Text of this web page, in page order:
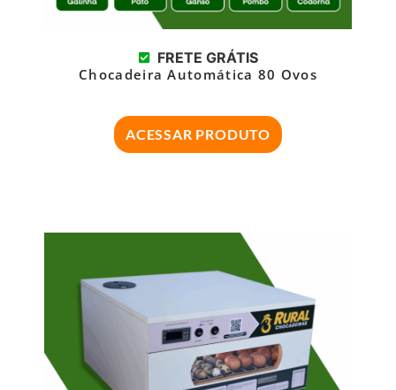
FRETE GRÁTIS
Chocadeira Automática 80 Ovos
ACESSAR PRODUTO